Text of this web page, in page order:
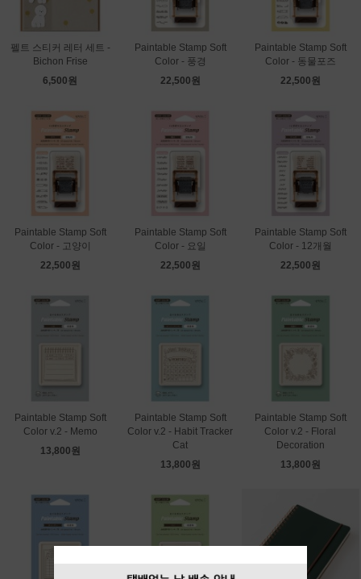
펠트 스티커 레터 세트 -
Bichon Frise
6,500원
Paintable Stamp Soft
Color - 풍경
22,500원
Paintable Stamp Soft
Color - 동물포즈
22,500원
Paintable Stamp Soft
Color - 고양이
22,500원
Paintable Stamp Soft
Color - 요일
22,500원
Paintable Stamp Soft
Color - 12개월
22,500원
Paintable Stamp Soft
Color v.2 - Memo
13,800원
Paintable Stamp Soft
Color v.2 - Habit Tracker
Cat
13,800원
Paintable Stamp Soft
Color v.2 - Floral
Decoration
13,800원